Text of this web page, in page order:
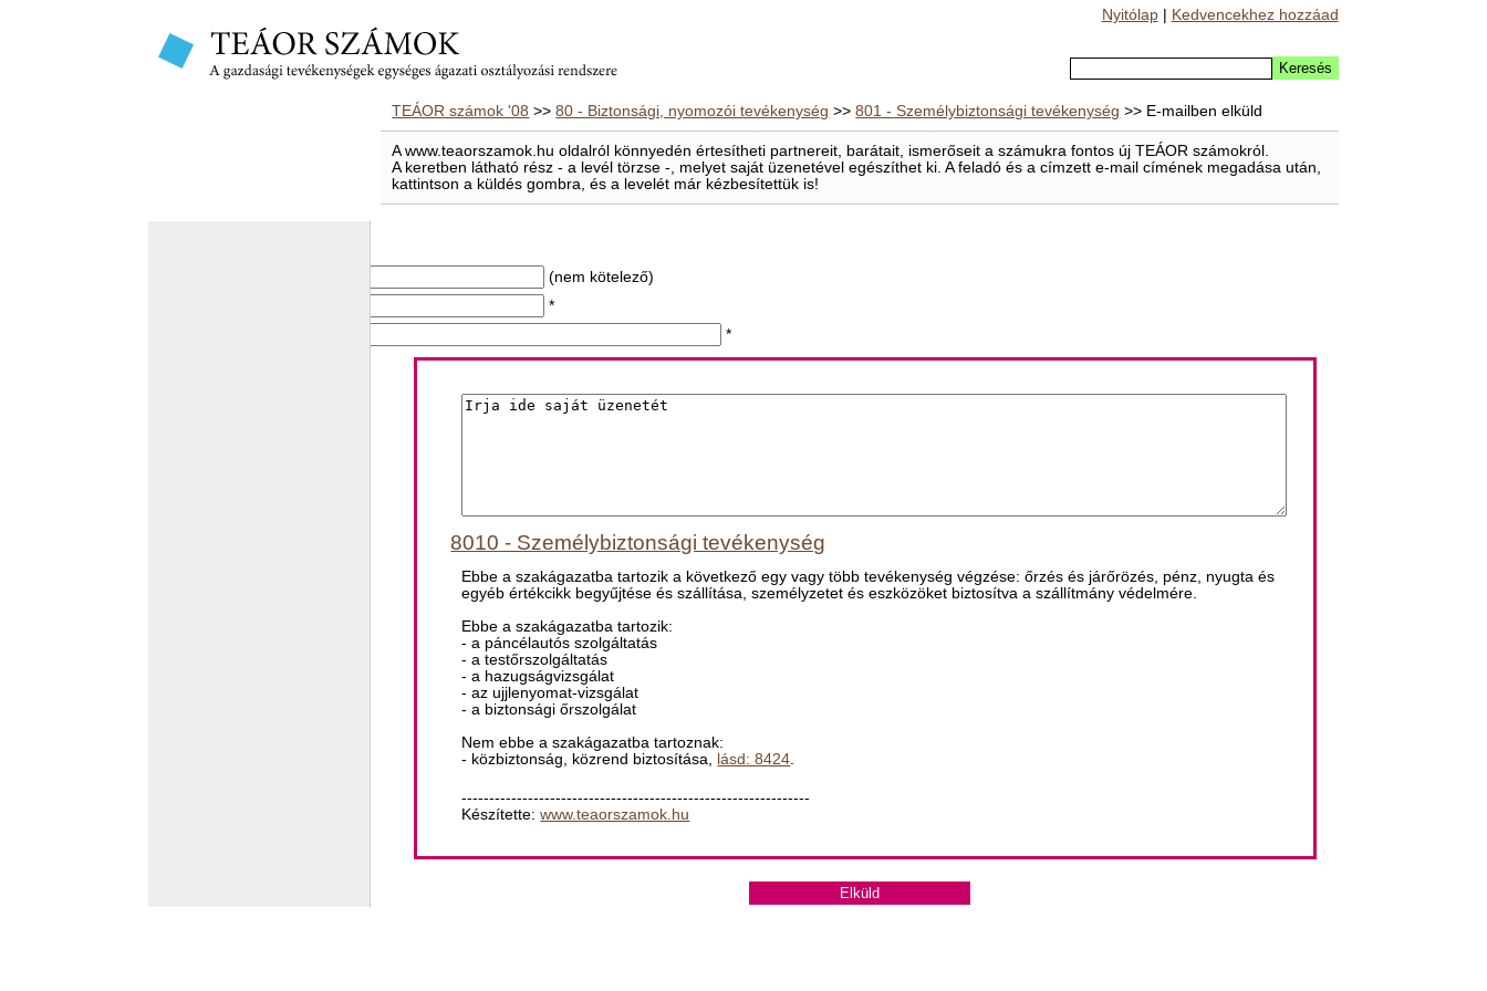
Nyitólap| Kedvencekhez hozzáad
TEÁOR számok '08 >>80 - Biztonsági, nyomozói tevékenység >>801 - Személybiztonsági tevékenység >> E-mailben elküld
A www.teaorszamok.hu oldalról könnyedén értesítheti partnereit, barátait, ismerőseit a számukra fontos új TEÁOR számokról.
A keretben látható rész - a levél törzse -, melyet saját üzenetével egészíthet ki. A feladó és a címzett e-mail címének megadása után,
kattintson a küldés gombra, és a levelét már kézbesítettük is!
(nem kötelező)
*
*
8010 - Személybiztonsági tevékenység
Ebbe a szakágazatba tartozik a következő egy vagy több tevékenység végzése: őrzés és járőrözés, pénz, nyugta és
egyéb értékcikk begyűjtése és szállítása, személyzetet és eszközöket biztosítva a szállítmány védelmére.
Ebbe a szakágazatba tartozik:
- a páncélautós szolgáltatás
- a testőrszolgáltatás
- a hazugságvizsgálat
- az ujjlenyomat-vizsgálat
- a biztonsági őrszolgálat
Nem ebbe a szakágazatba tartoznak:
- közbiztonság, közrend biztosítása, lásd: 8424.
---------------------------------------------------------------
Készítette:www.teaorszamok.hu